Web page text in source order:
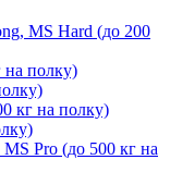
MS Hard (до 200
на полку)
кг на полку)
Pro (до 500 кг на